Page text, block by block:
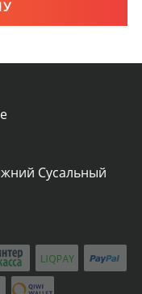
Сусальный